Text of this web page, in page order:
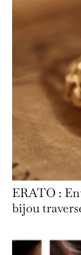
ERATO :
bijou